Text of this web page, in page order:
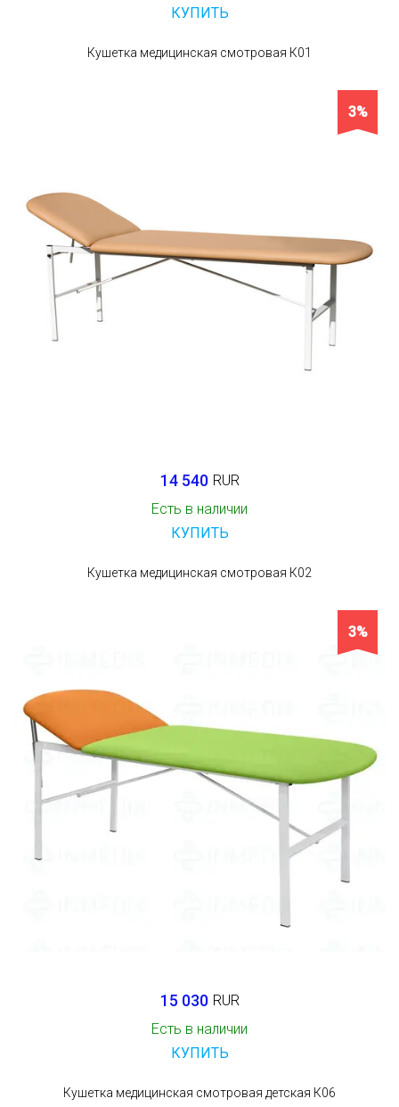
КУПИТЬ
Кушетка медицинская смотровая К01
3%
14 540 RUR
Есть в наличии
КУПИТЬ
Кушетка медицинская смотровая К02
3%
15 030 RUR
Есть в наличии
КУПИТЬ
Кушетка медицинская смотровая детская К06